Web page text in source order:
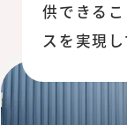
供できる
スを実現し